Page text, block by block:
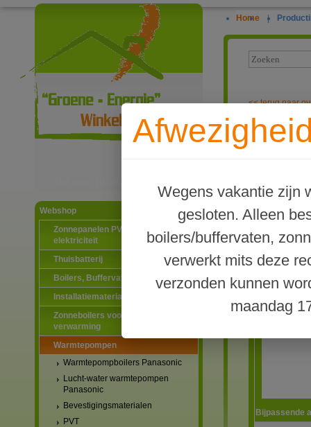
Webshop
Zonnepanelen PV-systemen
elektriciteit
Thuisbatterij
Boilers, Buffervaten en toebehoren
Installatiematerialen
Zonneboilers voor warmtapwater en
verwarming
Warmtepompen
Warmtepompboilers Panasonic
Lucht-water warmtepompen
Panasonic
Bevestigingsmaterialen
PVT
Home |
Wegens vakantie zijn
gesloten. Alleen
boilers/buffervaten,
verwerkt mits deze
verzonden kunnen
maandag
<<terug naar
Terrendis
Bijpassende